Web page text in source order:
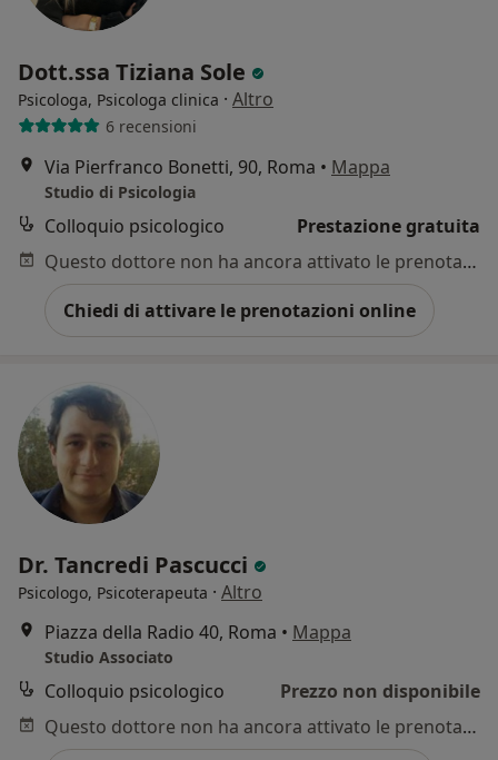
Dott.ssa Tiziana Sole
Psicologa, Psicologa clinica · Altro
6 recensioni
Via Pierfranco Bonetti, 90, Roma • Mappa
Studio di Psicologia
Colloquio psicologico
Prestazione gratuita
Questo dottore non ha ancora attivato le prenotazioni online presso questo indirizzo.
Chiedi di attivare le prenotazioni online
Dr. Tancredi Pascucci
Psicologo, Psicoterapeuta · Altro
Piazza della Radio 40, Roma • Mappa
Studio Associato
Colloquio psicologico
Prezzo non disponibile
Questo dottore non ha ancora attivato le prenotazioni online presso questo indirizzo.